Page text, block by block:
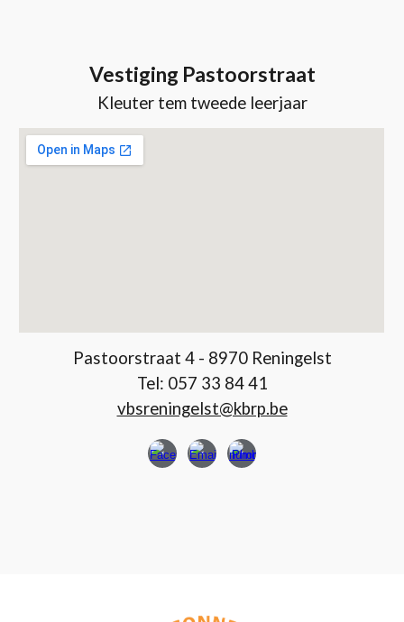
Vestiging Pastoorstraat
Kleuter tem tweede leerjaar
Pastoorstraat 4 - 8970 Reningelst
Tel: 057 33 84 41
vbsreningelst@kbrp.be